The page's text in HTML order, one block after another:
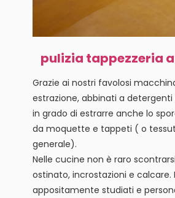
pulizia tappezzeria
Grazie ai nostri favolosi
estrazione, abbinati a detergenti
in grado di estrarre anche lo
da moquette e tappeti ( o
generale).
Nelle cucine non è raro
ostinato, incrostazioni e calcare.
appositamente studiati e